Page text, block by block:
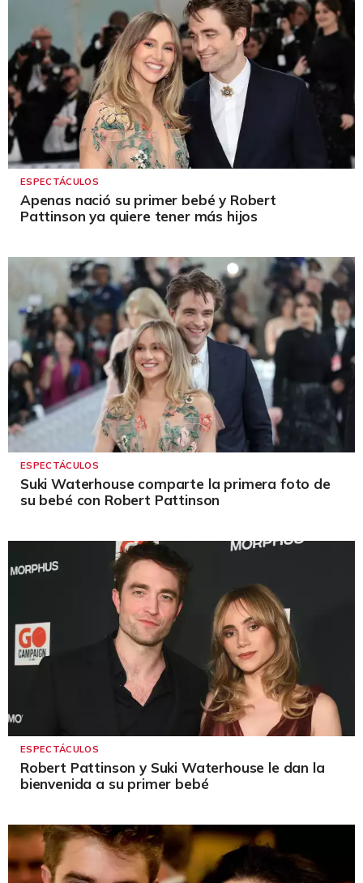
ESPECTÁCULOS
Apenas nació su primer bebé y Robert
Pattinson ya quiere tener más hijos
ESPECTÁCULOS
Suki Waterhouse comparte la primera foto de
su bebé con Robert Pattinson
ESPECTÁCULOS
Robert Pattinson y Suki Waterhouse le dan la
bienvenida a su primer bebé